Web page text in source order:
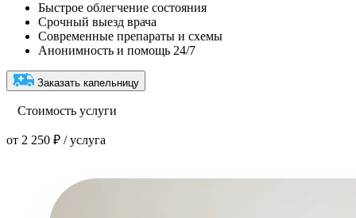
Быстрое облегчение состояния
Срочный выезд врача
Современные препараты и схемы
Анонимность и помощь 24/7
Заказать капельницу
Стоимость услуги
от 2 250 ₽ / услуга